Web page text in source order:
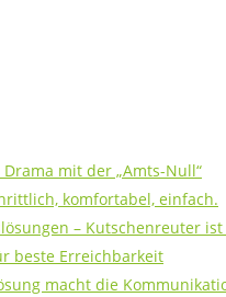
mit der „Amts-Null“
komfortabel, einfach.
– Kutschenreuter
beste Erreichbarkeit
macht die